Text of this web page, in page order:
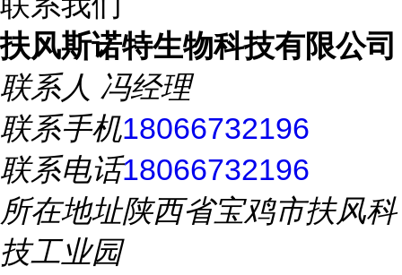
扶风斯诺特生物科技有限公司
联系人 冯经理
联系手机18066732196
联系电话18066732196
所在地址陕西省宝鸡市扶风科
技工业园